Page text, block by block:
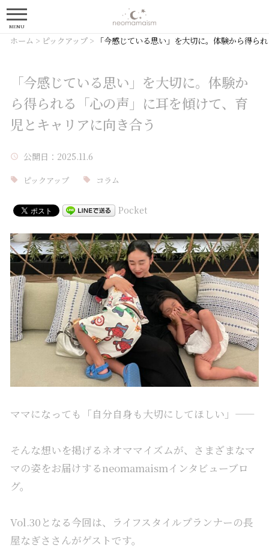
MENU
ホーム > ピックアップ> 「今感じている思い」を大切に。体験から得ら
「今感じている思い」を大切に。体験か
ら得られる「心の声」に耳を傾けて、育
児とキャリアに向き合う
公開日 ：2025.11.6
ピックアップ コラム
Pocket
ママになっても「自分自身も大切にしてほしい」――
そんな想いを掲げるネオママイズムが、さまざまなマ
マの姿をお届けするneomamaismインタビューブロ
グ。
Vol.30となる今回は、ライフスタイルプランナーの長
屋なぎささんがゲストです。